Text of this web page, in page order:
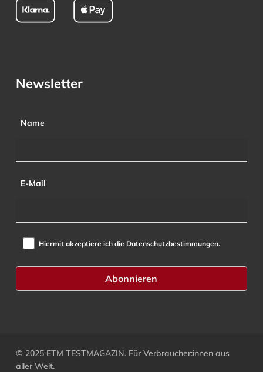
Newsletter
Name
E-Mail
Hiermit akzeptiere ich die Datenschutzbestimmungen.
© 2025 ETM TESTMAGAZIN. Für Verbraucher:innen aus
aller Welt.